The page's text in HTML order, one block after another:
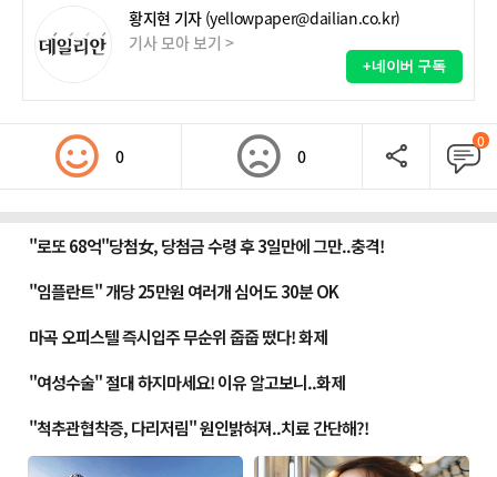
황지현 기자 (yellowpaper@dailian.co.kr)
기사 모아 보기 >
+네이버 구독
0 0
0